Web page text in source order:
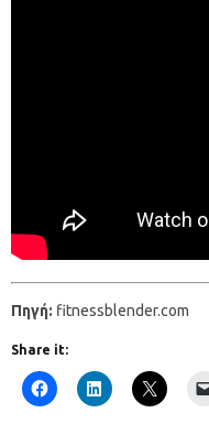
Πηγή: fitnessblender.com
Share it: